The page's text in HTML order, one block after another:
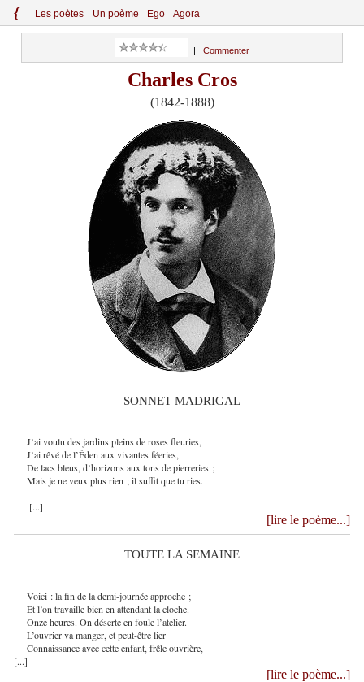
{ Les poètes Un poème Ego Agora
Commenter
Charles Cros
(1842-1888)
SONNET MADRIGAL
J’ai voulu des jardins pleins de roses fleuries,
J’ai rêvé de l’Éden aux vivantes féeries,
De lacs bleus, d’horizons aux tons de pierreries ;
Mais je ne veux plus rien ; il suffit que tu ries.
[...]
[lire le poème...]
TOUTE LA SEMAINE
Voici : la fin de la demi-journée approche ;
Et l’on travaille bien en attendant la cloche.
Onze heures. On déserte en foule l’atelier.
L’ouvrier va manger, et peut-être lier
Connaissance avec cette enfant, frêle ouvrière,
[...]
[lire le poème...]